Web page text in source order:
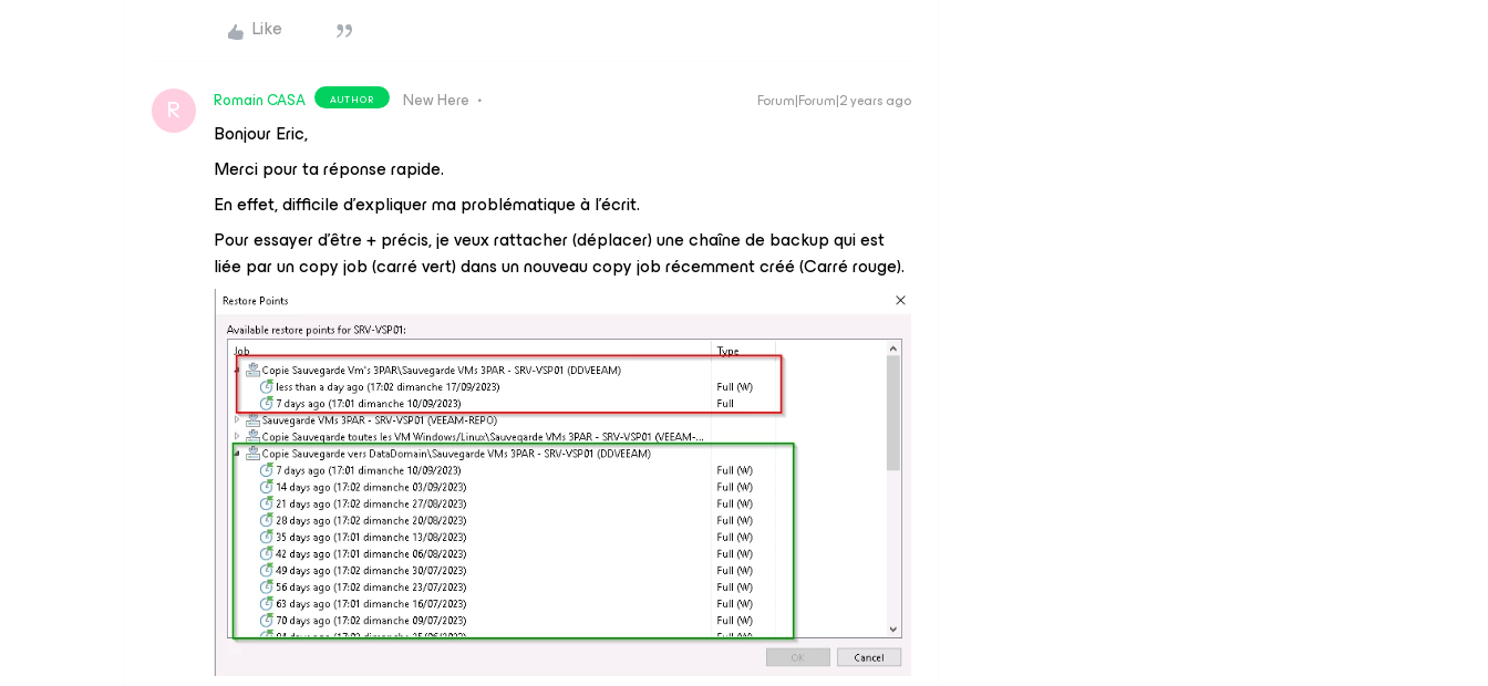
Like
R Romain CASA AUTHOR New Here Forum|Forum|2 years ago
Bonjour Eric,
Merci pour ta réponse rapide.
En effet, difficile d’expliquer ma problématique à l’écrit.
Pour essayer d’être + précis, je veux rattacher (déplacer) une chaîne de backup qui est
liée par un copy job (carré vert) dans un nouveau copy job récemment créé (Carré rouge).